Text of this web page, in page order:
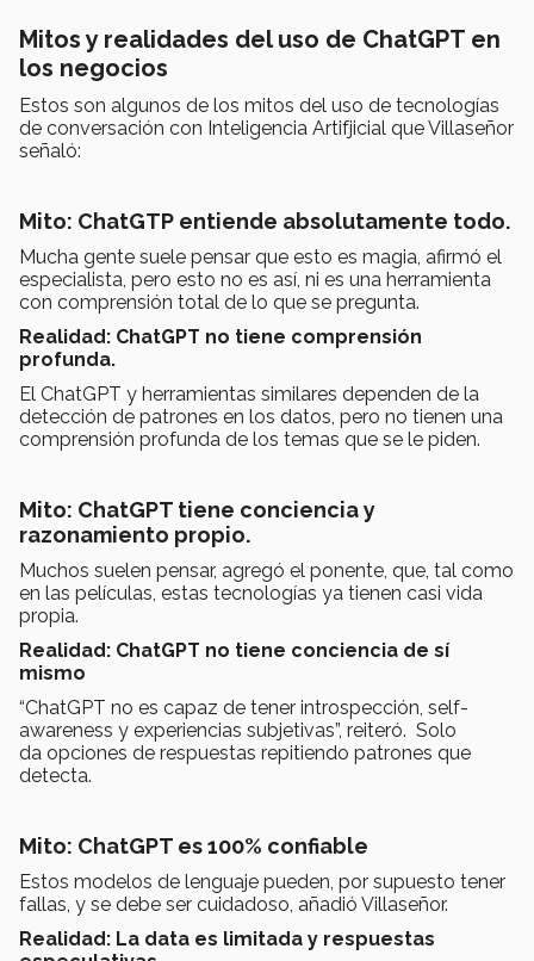
Mitos y realidades del uso de ChatGPT en
los negocios
Estos son algunos de los mitos del uso de tecnologías
de conversación con Inteligencia Artifjicial que Villaseñor
señaló:
Mito: ChatGTP entiende absolutamente todo.
Mucha gente suele pensar que esto es magia, afirmó el
especialista, pero esto no es así, ni es una herramienta
con comprensión total de lo que se pregunta.
Realidad: ChatGPT no tiene comprensión
profunda.
El ChatGPT y herramientas similares dependen de la
detección de patrones en los datos, pero no tienen una
comprensión profunda de los temas que se le piden.
Mito: ChatGPT tiene conciencia y
razonamiento propio.
Muchos suelen pensar, agregó el ponente, que, tal como
en las películas, estas tecnologías ya tienen casi vida
propia.
Realidad: ChatGPT no tiene conciencia de sí
mismo
“ChatGPT no es capaz de tener introspección, self-
awareness y experiencias subjetivas”, reiteró. Solo
da opciones de respuestas repitiendo patrones que
detecta.
Mito: ChatGPT es 100% confiable
Estos modelos de lenguaje pueden, por supuesto tener
fallas, y se debe ser cuidadoso, añadió Villaseñor.
Realidad: La data es limitada y respuestas